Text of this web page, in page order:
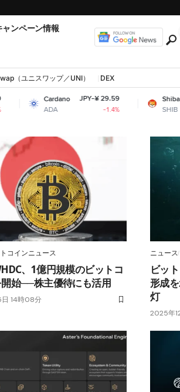
ャンペーン情報
（ユニスワップ／UNI） DEX
Cardano
ADA
JPY-¥ 29.59
Shiba Inu
SHIB
コインニュース
、1億円規模のビットコ
始──株主優待にも活用
14時08分
ニュース
ビッ
形成
灯
2025年